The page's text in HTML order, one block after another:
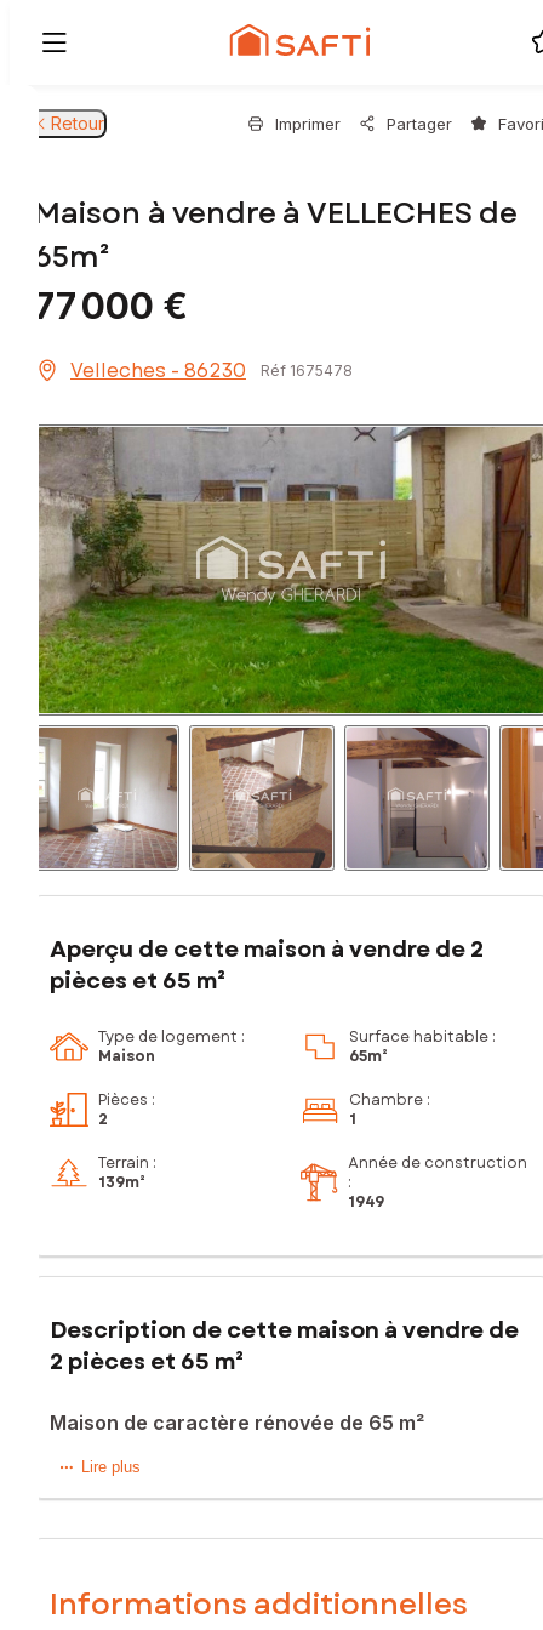
Retour Imprimer Partager
Maison à vendre à VELLECHES de
65m²
77 000 €
Velleches - 86230 Réf 1675478
Aperçu de cette maison à vendre de 2
pièces et 65 m²
Type de logement :
Maison
Surface habitable :
65m²
Pièces :
2
Chambre :
1
Terrain :
139m²
Année de construction
:
1949
Description de cette maison à vendre de
2 pièces et 65 m²
Maison de caractère rénovée de 65 m²
À Vellèches, à proximité de Dangé-Saint-Romain et à
actuellement louée, idéale pour un investissement locatif ou
D’une surface d’environ 65 m², elle se compose au rez-de-
Lire plus
Informations additionnelles